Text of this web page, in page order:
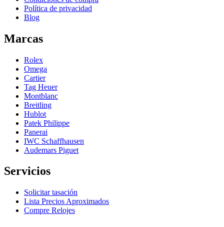
Política de privacidad
Blog
Marcas
Rolex
Omega
Cartier
Tag Heuer
Montblanc
Breitling
Hublot
Patek Philippe
Panerai
IWC Schaffhausen
Audemars Piguet
Servicios
Solicitar tasación
Lista Precios Aproximados
Compre Relojes